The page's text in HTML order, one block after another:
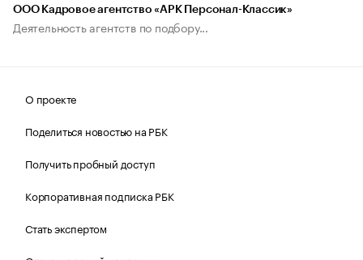
ООО Кадровое агентство «АРК Персонал-Классик»
Деятельность агентств по подбору...
О проекте
Поделиться новостью на РБК
Получить пробный доступ
Корпоративная подписка РБК
Стать экспертом